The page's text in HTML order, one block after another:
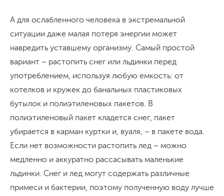
А для ослабленного человека в экстремальной
ситуации даже малая потеря энергии может
навредить уставшему организму. Самый простой
вариант – растопить снег или льдинки перед
употреблением, используя любую емкость: от
котелков и кружек до банальных пластиковых
бутылок и полиэтиленовых пакетов. В
полиэтиленовый пакет кладется снег, пакет
убирается в карман куртки и, вуаля, – в пакете вода.
Если нет возможности растопить лед – можно
медленно и аккуратно рассасывать маленькие
льдинки. Снег и лед могут содержать различные
примеси и бактерии, поэтому полученную воду лучше